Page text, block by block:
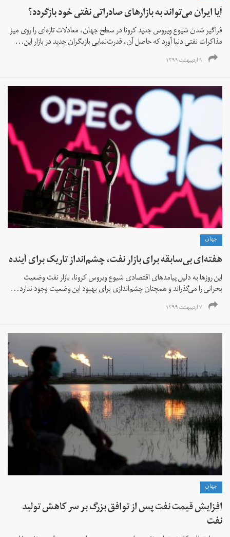
آیا ایران می‌تواند به بازارهای صادراتی نفتی خود بازگردد؟
فراگیر شدن شیوع ویروس جدید کرونا در سطح جهان، معادلات تازه‌ای را روی میز
مذاکرات نفتی دنیا آورد که حاصل آن، قدرت‌نمایی بازیگران جدید در بازار این...
۹ اردیبهشت ۱۳۹۹
جهان
هفته‌ای بی‌سابقه برای بازار نفت، چشم‌انداز تاریک برای آینده
این روزها به دلیل پیامدهای اقتصادی شیوع ویروس کرونا، بازار نفت وضعیت
بحرانی را می‌گذراند و همچنان چشم‌اندازی برای بهبود این وضعیت وجود ندارد...
۷ اردیبهشت ۱۳۹۹
جهان
افزایش قیمت نفت پس از توافق بزرگ بر سر کاهش تولید
نفت